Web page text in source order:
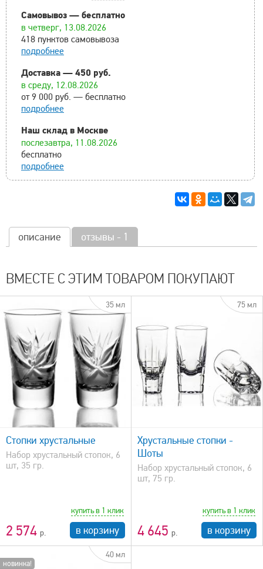
Самовывоз — бесплатно
в четверг, 13.08.2026
418 пунктов самовывоза
подробнее
Доставка — 450 руб.
в среду, 12.08.2026
от 9 000 руб. — бесплатно
подробнее
Наш склад в Москве
послезавтра, 11.08.2026
бесплатно
подробнее
описание отзывы - 1
ВМЕСТЕ С ЭТИМ ТОВАРОМ ПОКУПАЮТ
35 мл
Стопки хрустальные
Набор хрустальный стопок, 6
шт, 35 гр.
2 574
купить в 1 клик
в корзину
75 мл
быстрый просмотр
Хрустальные стопки -
Шоты
Набор хрустальный стопок, 6
шт, 75 гр.
4 645
купить в 1 клик
в корзину
новинка!
40 мл